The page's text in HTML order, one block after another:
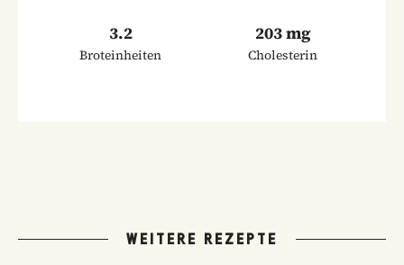
3.2
Broteinheiten
203 mg
Cholesterin
WEITERE REZEPTE